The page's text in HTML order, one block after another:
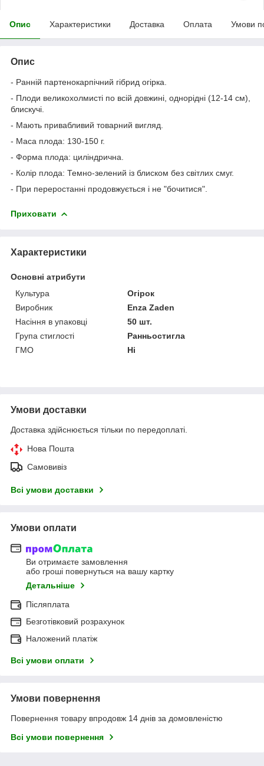
Опис Характеристики Доставка Оплата Умови
Опис
- Ранній партенокарпічний гібрид огірка.
- Плоди великохолмисті по всій довжині, однорідні (12-14 см),
блискучі.
- Мають привабливий товарний вигляд.
- Маса плода: 130-150 г.
- Форма плода: циліндрична.
- Колір плода: Темно-зелений із блиском без світлих смуг.
- При переростанні продовжується і не "бочитися".
Приховати
Характеристики
Основні атрибути
Культура
Огірок
Виробник
Enza Zaden
Насіння в упаковці
50 шт.
Група стиглості
Ранньостигла
ГМО
Ні
Умови доставки
Доставка здійснюється тільки по передоплаті.
Нова Пошта
Самовивіз
Всі умови доставки
Умови оплати
Ви отримаєте замовлення
або гроші повернуться на вашу картку
Детальніше
Післяплата
Безготівковий розрахунок
Наложений платіж
Всі умови оплати
Умови повернення
Повернення товару впродовж 14 днів за домовленістю
Всі умови повернення